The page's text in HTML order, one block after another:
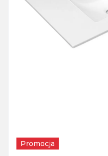
Promocja